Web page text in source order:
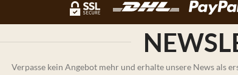
Verpasse kein Angebot mehr und erhalte unsere News als